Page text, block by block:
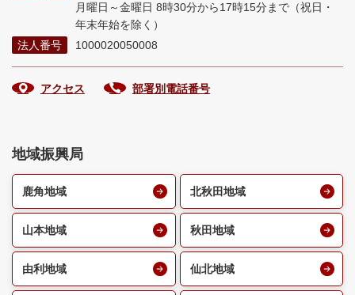
月曜日～金曜日 8時30分から17時15分まで （祝日・
年末年始を除く）
法人番号
1000020050008
アクセス 部署別電話番号
地域振興局
鹿角地域 北秋田地域
山本地域 秋田地域
由利地域 仙北地域